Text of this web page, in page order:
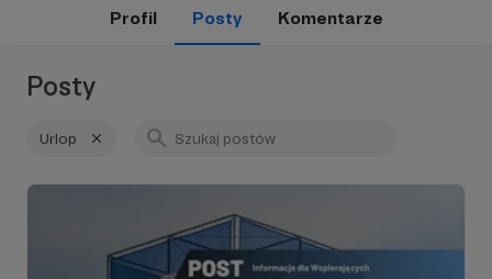
Profil Posty Komentarze
Posty
Urlop